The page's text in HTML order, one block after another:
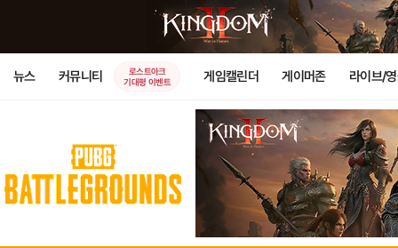
뉴스 커뮤니티
로스트아크
기대평 이벤트
게임캘린더 게이머존 라이브/